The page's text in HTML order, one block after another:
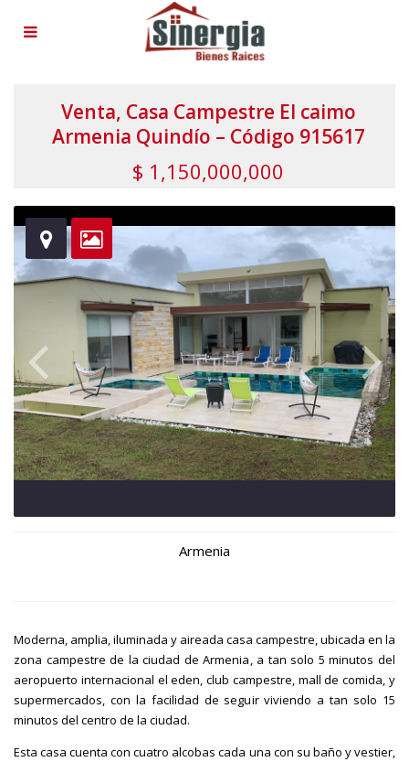
Venta, Casa Campestre El caimo
Armenia Quindío – Código 915617
$ 1,150,000,000
herehereherehereherehereherehereherehere
Armenia
Moderna, amplia, iluminada y aireada casa campestre, ubicada en la
zona campestre de la ciudad de Armenia, a tan solo 5 minutos del
aeropuerto internacional el eden, club campestre, mall de comida, y
supermercados, con la facilidad de seguir viviendo a tan solo 15
minutos del centro de la ciudad.
Esta casa cuenta con cuatro alcobas cada una con su baño y vestier,